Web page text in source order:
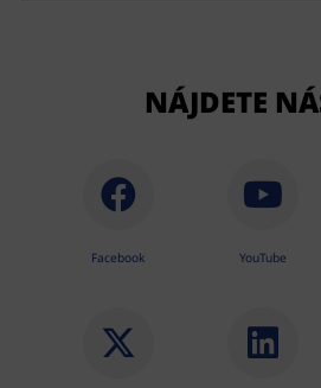
NÁJDETE
Facebook YouTube